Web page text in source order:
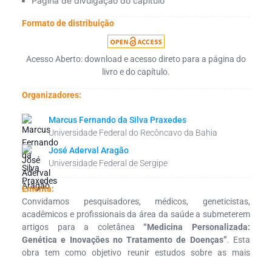
Formato de distribuição
Acesso Aberto: download e acesso direto para a página do
livro e do capítulo.
Organizadores:
Marcus Fernando da Silva Praxedes
Universidade Federal do Recôncavo da Bahia
José Aderval Aragão
Universidade Federal de Sergipe
Ementa:
Convidamos pesquisadores, médicos, geneticistas,
acadêmicos e profissionais da área da saúde a submeterem
artigos para a coletânea“Medicina Personalizada:
Genética e Inovações no Tratamento de Doenças”. Esta
obra tem como objetivo reunir estudos sobre as mais